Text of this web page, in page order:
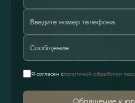
Я согласен сполитикой обработки